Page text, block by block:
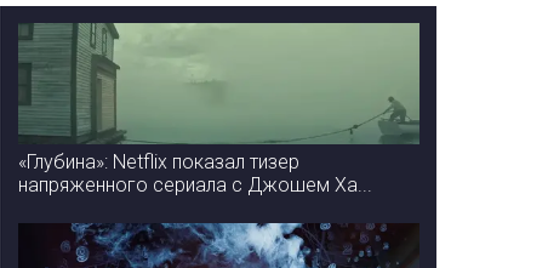
«Глубина»: Netflix показал тизер
напряженного сериала с Джошем Ха...